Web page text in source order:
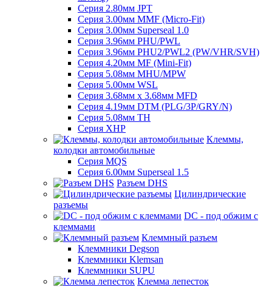
Серия 2.80мм JPT
Серия 3.00мм MMF (Micro-Fit)
Серия 3.00мм Superseal 1.0
Серия 3.96мм PHU/PWL
Серия 3.96мм PHU2/PWL2 (PW/VHR/SVH)
Серия 4.20мм MF (Mini-Fit)
Серия 5.08мм MHU/MPW
Серия 5.00мм WSL
Серия 3.68мм х 3.68мм MFD
Серия 4.19мм DTM (PLG/3P/GRY/N)
Серия 5.08мм TH
Серия XHP
Клеммы,
колодки автомобильные
Серия MQS
Серия 6.00мм Superseal 1.5
Разъем DHS
Цилиндрические
разъемы
DC - под обжим с
клеммами
Клеммный разъем
Клеммники Degson
Клеммники Klemsan
Клеммники SUPU
Клемма лепесток